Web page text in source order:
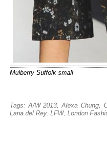
Mulberry Suffolk small
Tags: A/W 2013,Alexa Chung,
Lana del Rey, LFW, London